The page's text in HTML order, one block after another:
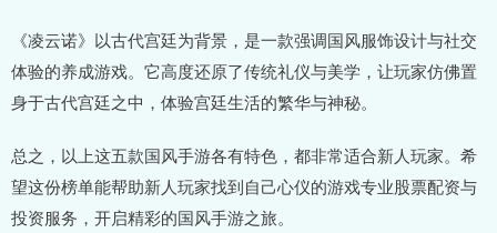
《凌云诺》以古代宫廷为背景，是一款强调国风服饰设计与社交
体验的养成游戏。它高度还原了传统礼仪与美学，让玩家仿佛置
身于古代宫廷之中，体验宫廷生活的繁华与神秘。
总之，以上这五款国风手游各有特色，都非常适合新人玩家。希
望这份榜单能帮助新人玩家找到自己心仪的游戏专业股票配资与
投资服务，开启精彩的国风手游之旅。